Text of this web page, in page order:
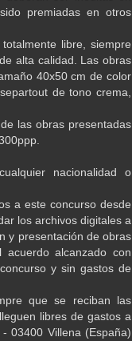
premiadas en otros
libre, siempre
alta calidad. Las obras
40x50 cm de color
de tono crema,
las obras presentadas
nacionalidad o
a este concurso desde
los archivos digitales a
y presentación de obras
alcanzado con
y sin gastos de
que se reciban las
libres de gastos a
03400 Villena (España)